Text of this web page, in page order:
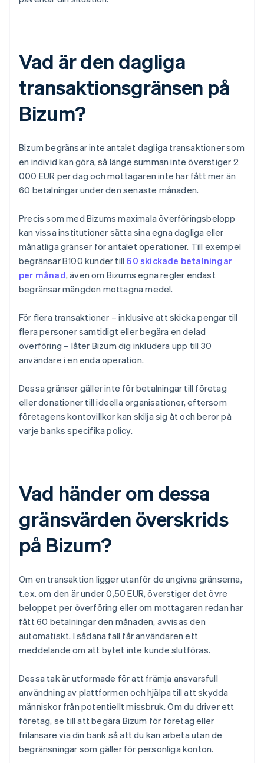
Vad är den dagliga
transaktionsgränsen på
Bizum?
Bizum begränsar inte antalet dagliga transaktioner som
en individ kan göra, så länge summan inte överstiger 2
000 EUR per dag och mottagaren inte har fått mer än
60 betalningar under den senaste månaden.
Precis som med Bizums maximala överföringsbelopp
kan vissa institutioner sätta sina egna dagliga eller
månatliga gränser för antalet operationer. Till exempel
begränsar B100 kunder till 60 skickade betalningar
per månad, även om Bizums egna regler endast
begränsar mängden mottagna medel.
För flera transaktioner – inklusive att skicka pengar till
flera personer samtidigt eller begära en delad
överföring – låter Bizum dig inkludera upp till 30
användare i en enda operation.
Dessa gränser gäller inte för betalningar till företag
eller donationer till ideella organisationer, eftersom
företagens kontovillkor kan skilja sig åt och beror på
varje banks specifika policy.
Vad händer om dessa
gränsvärden överskrids
på Bizum?
Om en transaktion ligger utanför de angivna gränserna,
t.ex. om den är under 0,50 EUR, överstiger det övre
beloppet per överföring eller om mottagaren redan har
fått 60 betalningar den månaden, avvisas den
automatiskt. I sådana fall får användaren ett
meddelande om att bytet inte kunde slutföras.
Dessa tak är utformade för att främja ansvarsfull
användning av plattformen och hjälpa till att skydda
människor från potentiellt missbruk. Om du driver ett
företag, se till att begära Bizum för företag eller
frilansare via din bank så att du kan arbeta utan de
begränsningar som gäller för personliga konton.